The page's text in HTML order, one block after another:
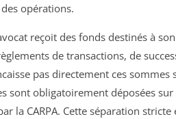
opérations.
reçoit des fonds destinés à
de transactions, de
pas directement ces sommes
sont obligatoirement déposées
la CARPA. Cette séparation stricte